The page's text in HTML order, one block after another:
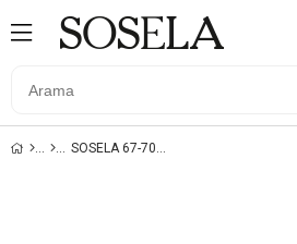
SOSELA 67-7085 KUM